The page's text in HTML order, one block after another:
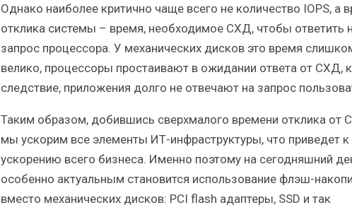
Однако наиболее критично чаще всего не количество IOPS, а
отклика системы – время, необходимое СХД, чтобы ответить
запрос процессора. У механических дисков это время
велико, процессоры простаивают в ожидании ответа от СХД,
следствие, приложения долго не отвечают на запрос
Таким образом, добившись сверхмалого времени отклика от
мы ускорим все элементы ИТ-инфраструктуры, что приведет к
ускорению всего бизнеса. Именно поэтому на сегодняшний
особенно актуальным становится использование флэш-
вместо механических дисков: PCI flash адаптеры, SSD и так
Часть II.
рынка